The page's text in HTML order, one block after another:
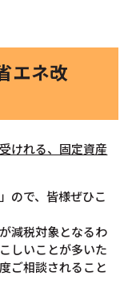
エネ改
けれる、固定資産
ので、皆様ぜひこ
減税対象となるわ
しいことが多いた
ご相談されること